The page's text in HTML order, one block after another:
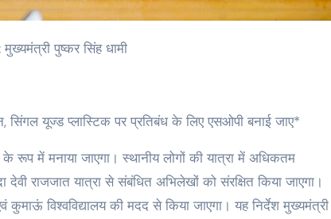
पुष्कर सिंह धामी
सिंगल यूज्ड प्लास्टिक पर प्रतिबंध के लिए एसओपी बनाई जाए*
रूप में मनाया जाएगा। स्थानीय लोगों की यात्रा में अधिकतम
राजजात यात्रा से संबंधित अभिलेखों को संरक्षित किया जाएगा।
विश्वविद्यालय की मदद से किया जाएगा। यह निर्देश मुख्यमंत्री